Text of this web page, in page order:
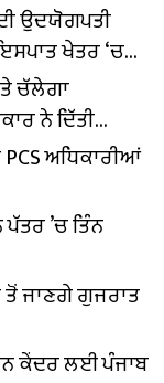
ਉਦਯੋਗਪਤੀ
ਖੇਤਰ ‘ਚ
ਚੱਲੇਗਾ
ਨੇ ਦਿੱਤੀ
ਅਧਿਕਾਰੀਆਂ
’ਚ ਤਿੰਨ
ਤੋਂ ਜਾਣਗੇ ਗੁਜਰਾਤ
ਕੇਂਦਰ ਲਈ ਪੰਜਾਬ